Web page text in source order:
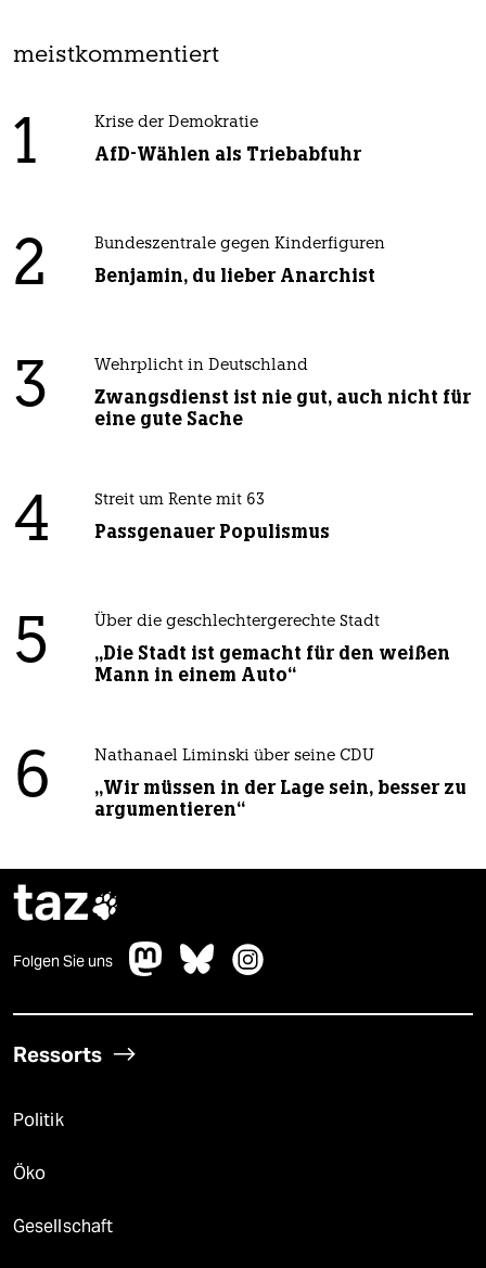
meistkommentiert
1 Krise der Demokratie
AfD-Wählen als Triebabfuhr
2 Bundeszentrale gegen Kinderfiguren
Benjamin, du lieber Anarchist
3 Wehrplicht in Deutschland
Zwangsdienst ist nie gut, auch nicht für
eine gute Sache
4 Streit um Rente mit 63
Passgenauer Populismus
5 Über die geschlechtergerechte Stadt
„Die Stadt ist gemacht für den weißen
Mann in einem Auto“
6 Nathanael Liminski über seine CDU
„Wir müssen in der Lage sein, besser zu
argumentieren“
taz
Folgen Sie uns
Ressorts
Politik
Öko
Gesellschaft